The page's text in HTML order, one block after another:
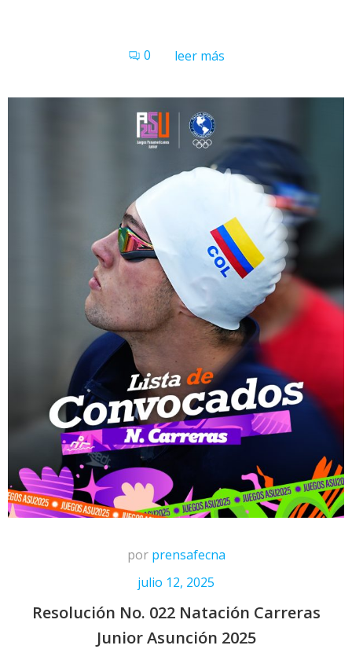
0 leer más
por prensafecna
julio 12, 2025
Resolución No. 022 Natación Carreras
Junior Asunción 2025